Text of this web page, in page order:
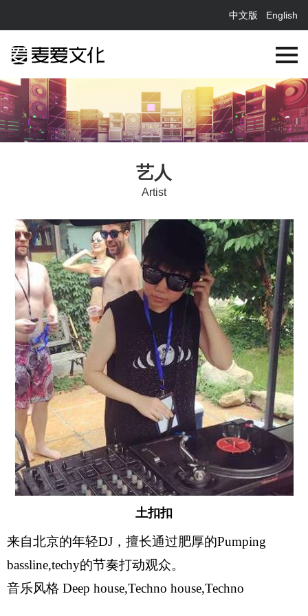
中文版 English
艺人
Artist
土扣扣
来自北京的年轻DJ，擅长通过肥厚的Pumping
bassline,techy的节奏打动观众。
音乐风格 Deep house,Techno house,Techno